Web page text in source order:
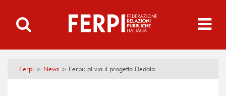
Ferpi > News > Ferpi: al via il progetto Dedalo